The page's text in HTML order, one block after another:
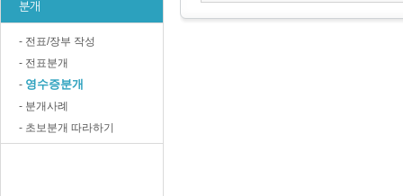
분개
- 전표/장부 작성
- 전표분개
- 영수증분개
- 분개사례
- 초보분개 따라하기